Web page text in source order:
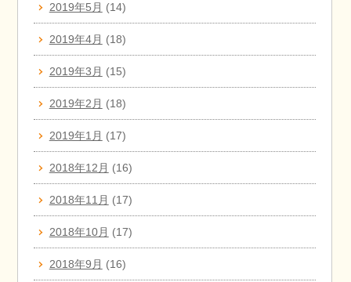
2019年5月 (14)
2019年4月 (18)
2019年3月 (15)
2019年2月 (18)
2019年1月 (17)
2018年12月 (16)
2018年11月 (17)
2018年10月 (17)
2018年9月 (16)